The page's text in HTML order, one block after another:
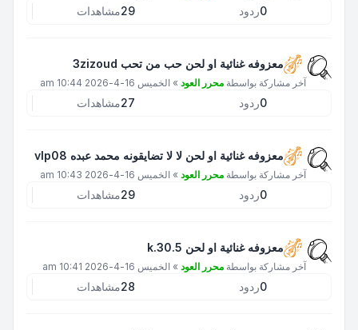
0ردود 29مشاهدات
معزوفه غنائية او لحن حب من تحب 3zizoud
آخر مشاركة بواسطة محرر العود » الخميس 16-4-2026 10:44 am
0ردود 27مشاهدات
معزوفه غنائية او لحن لا لا تضايقونه محمد عبده vlp08
آخر مشاركة بواسطة محرر العود » الخميس 16-4-2026 10:43 am
0ردود 29مشاهدات
معزوفه غنائية او لحن k.30.5
آخر مشاركة بواسطة محرر العود » الخميس 16-4-2026 10:41 am
0ردود 28مشاهدات